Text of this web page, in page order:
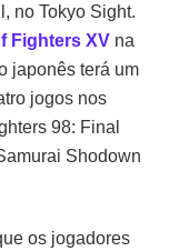
no Tokyo Sight.
Fighters XV na
japonês terá um
jogos nos
98: Final
Shodown
os jogadores